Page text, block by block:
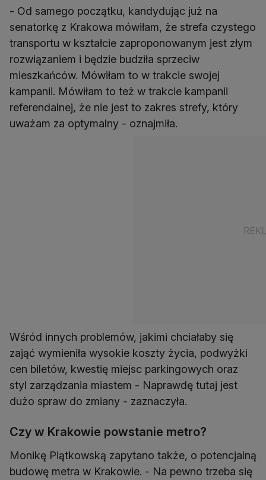
- Od samego początku, kandydując już na
senatorkę z Krakowa mówiłam, że strefa czystego
transportu w kształcie zaproponowanym jest złym
rozwiązaniem i będzie budziła sprzeciw
mieszkańców. Mówiłam to w trakcie swojej
kampanii. Mówiłam to też w trakcie kampanii
referendalnej, że nie jest to zakres strefy, który
uważam za optymalny - oznajmiła.
Wśród innych problemów, jakimi chciałaby się
zająć wymieniła wysokie koszty życia, podwyżki
cen biletów, kwestię miejsc parkingowych oraz
styl zarządzania miastem - Naprawdę tutaj jest
dużo spraw do zmiany - zaznaczyła.
Czy w Krakowie powstanie metro?
Monikę Piątkowską zapytano także, o potencjalną
budowę metra w Krakowie. - Na pewno trzeba się